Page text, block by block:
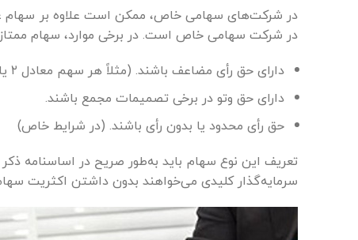
در شرکت‌های سهامی خاص، ممکن است علاوه بر سهام
در شرکت سهامی خاص است. در برخی موارد، سهام
دارای حق رأی مضاعف باشند. (مثلاً هر سهم معادل ۲ یا ۳ رأی)
دارای حق وتو در برخی تصمیمات مجمع باشند.
حق رأی محدود یا بدون رأی باشند. (در شرایط خاص)
تعریف این نوع سهام باید به‌طور صریح در اساسنامه
سرمایه‌گذار کلیدی می‌خواهند بدون داشتن اکثریت